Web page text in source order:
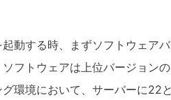
動する時、まずソフトウェア
フトウェアは上位バージョン
環境において、サーバーに22と